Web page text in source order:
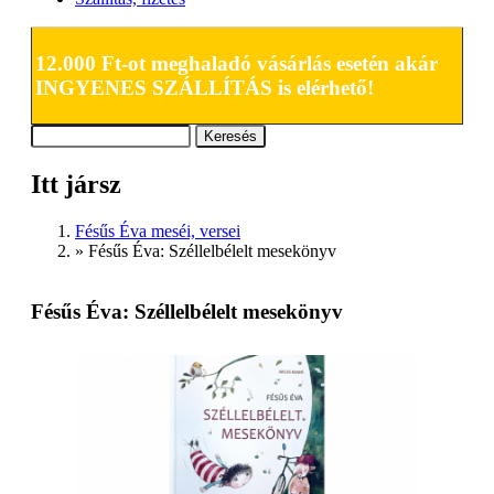
12.000 Ft-ot meghaladó vásárlás esetén akár
INGYENES SZÁLLÍTÁS is elérhető!
Keresés
Itt jársz
Fésűs Éva meséi, versei
» Fésűs Éva: Széllelbélelt mesekönyv
Fésűs Éva: Széllelbélelt mesekönyv